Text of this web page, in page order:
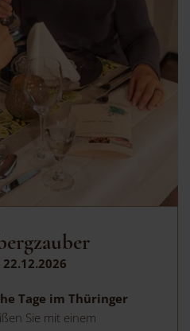
22.12.2026
Tage im Thüringer
Sie mit einem